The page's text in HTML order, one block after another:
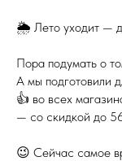
🌦 Лето уходит —
Пора подумать о
А мы подготовили
👍 во всех
— со скидкой до
😉 Сейчас самое